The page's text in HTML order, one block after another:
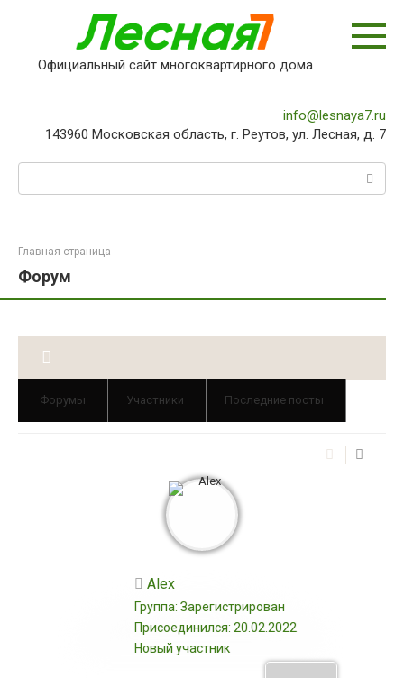
Официальный сайт многоквартирного дома
info@lesnaya7.ru
143960 Московская область, г. Реутов, ул. Лесная, д. 7
Главная страница
Форум
Форумы Участники Последние посты
Участники
Alex
Группа: Зарегистрирован
Присоединился: 20.02.2022
Новый участник